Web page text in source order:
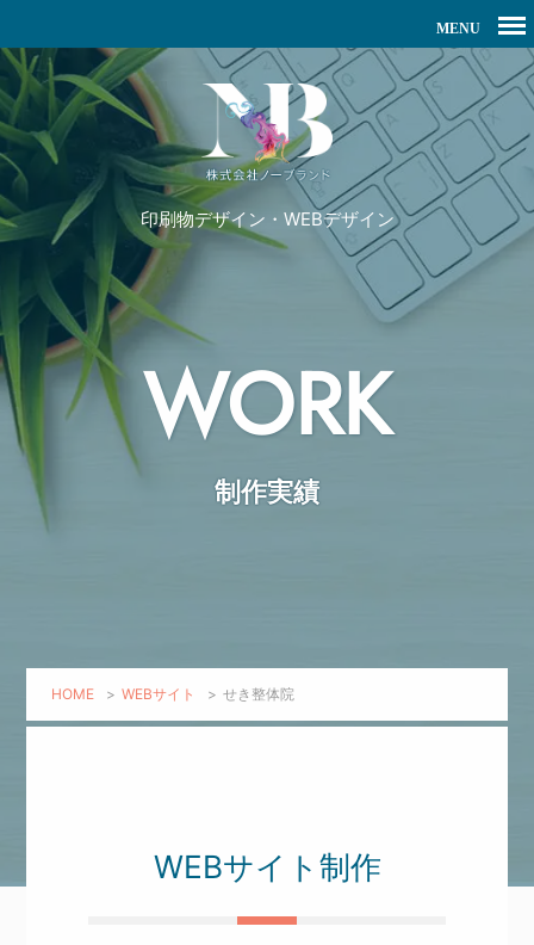
印刷物デザイン・WEBデザイン
WORK
制作実績
HOME > WEBサイト > せき整体院
WEBサイト制作